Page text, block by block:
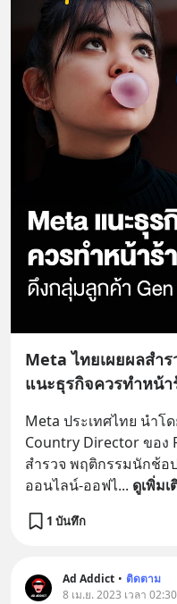
Meta ไทยเผยผลสำ
แนะธุรกิจควรทำหน้
Meta ประเทศไทย นำ
Country Director ของ
สำรวจ พฤติกรรมนักช้อ
ออนไลน์-ออฟไ... ดูเพิ่มเ
1 บันทึก
Ad Addict • ติดตาม
8 เม.ย. 2023 เวลา